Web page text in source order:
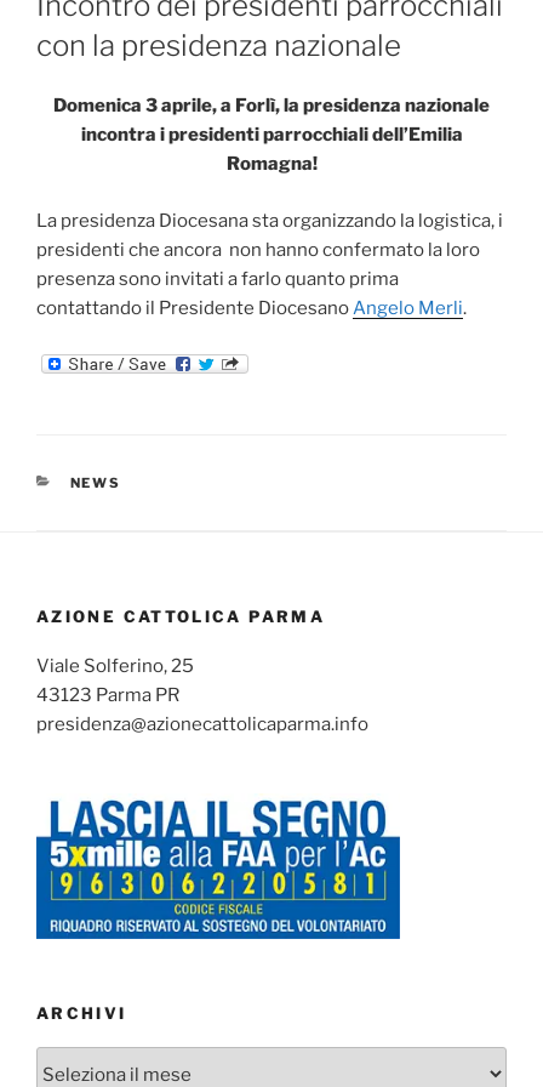
con la presidenza nazionale
Domenica 3 aprile, a Forlì, la presidenza nazionale
incontra i presidenti parrocchiali dell’Emilia
Romagna!
La presidenza Diocesana sta organizzando la logistica, i
presidenti che ancora non hanno confermato la loro
presenza sono invitati a farlo quanto prima
contattando il Presidente DiocesanoAngelo Merli.
CATEGORIE
NEWS
AZIONE CATTOLICA PARMA
Viale Solferino, 25
43123 Parma PR
presidenza@azionecattolicaparma.info
ARCHIVI